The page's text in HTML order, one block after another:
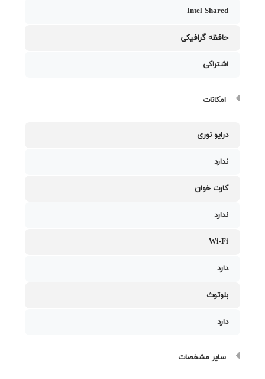
Intel Shared
حافظه گرافیکی
اشتراکی
امکانات
درایو نوری
ندارد
کارت خوان
ندارد
Wi-Fi
دارد
بلوتوث
دارد
سایر مشخصات